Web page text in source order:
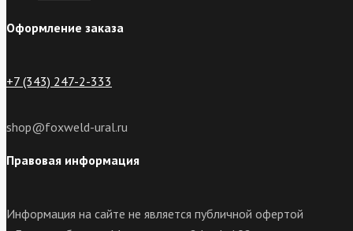
Оформление заказа
+7 (343) 247-2-333
shop@foxweld-ural.ru
Правовая информация
Информация на сайте не является публичной офертой